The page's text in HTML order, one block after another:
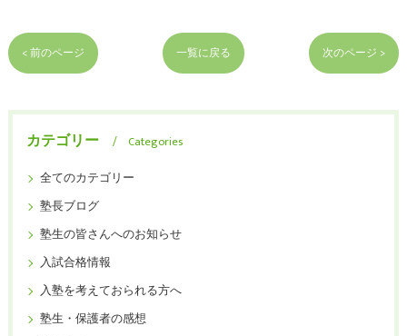
< 前のページ 一覧に戻る 次のページ >
カテゴリー
Categories
全てのカテゴリー
塾長ブログ
塾生の皆さんへのお知らせ
入試合格情報
入塾を考えておられる方へ
塾生・保護者の感想